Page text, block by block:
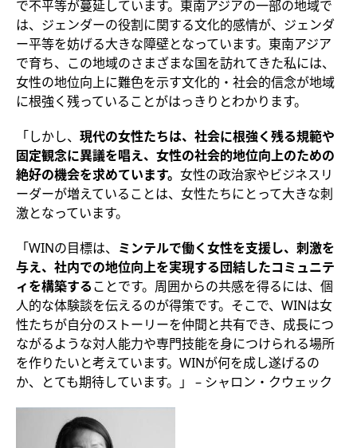
で不平等が蔓延しています。東南アジアの一部の地域で
は、ジェンダーの役割に関する文化的感情が、ジェンダ
ー平等を妨げる大きな障壁となっています。東南アジア
で育ち、この地域のさまざまな国を訪れてきた私には、
女性の地位向上に難色を示す文化的・社会的信念が地域
に根強く残っていることがはっきりとわかります。
「しかし、 現代の女性たちは、社会に根強く残る規範や
固定観念に異議を唱え、女性の社会的地位向上のための
絶好の機会を求めています。 女性の政治家やビジネスリ
ーダーが増えていることは、女性たちにとって大きな刺
激となっています。
「WINの目標は、 ミンテルで働く女性を支援し、刺激を
与え、社内での地位向上を実現する団結したコミュニテ
ィを構築することです。周囲からの共感を得るには、個
人的な体験談を伝えるのが得策です。そこで、WINは女
性たちが自分のストーリーを仲間と共有でき、成長につ
ながるような対人能力や専門技能を身につけられる場所
を作りたいと考えています。WINが何を成し遂げるの
か、とても期待しています。」 – シャロン・クウェック